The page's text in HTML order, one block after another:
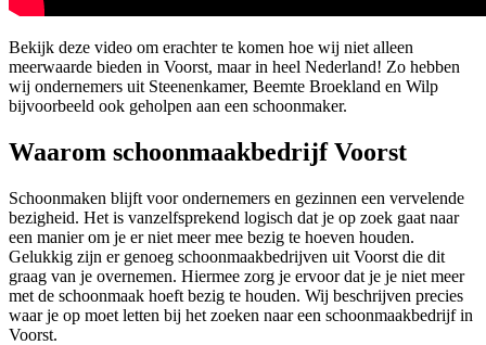
Bekijk deze video om erachter te komen hoe wij niet alleen
meerwaarde bieden in Voorst, maar in heel Nederland! Zo hebben
wij ondernemers uit Steenenkamer, Beemte Broekland en Wilp
bijvoorbeeld ook geholpen aan een schoonmaker.
Waarom schoonmaakbedrijf Voorst
Schoonmaken blijft voor ondernemers en gezinnen een vervelende
bezigheid. Het is vanzelfsprekend logisch dat je op zoek gaat naar
een manier om je er niet meer mee bezig te hoeven houden.
Gelukkig zijn er genoeg schoonmaakbedrijven uit Voorst die dit
graag van je overnemen. Hiermee zorg je ervoor dat je je niet meer
met de schoonmaak hoeft bezig te houden. Wij beschrijven precies
waar je op moet letten bij het zoeken naar een schoonmaakbedrijf in
Voorst.